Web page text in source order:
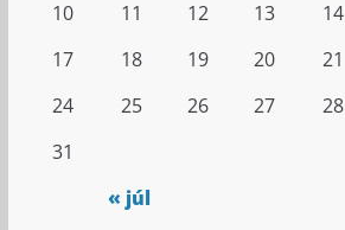
« júl
10
11 12 13 14
17
18 19 20 21
24
25 26 27 28
31